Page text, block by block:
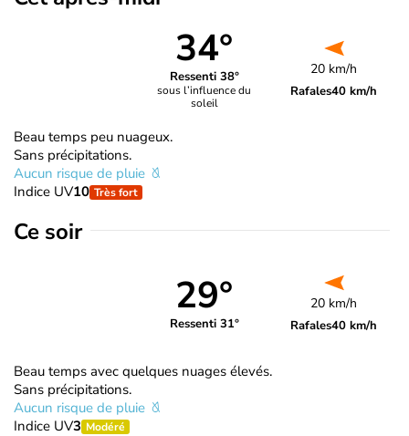
34°
Ressenti 38°
sous l’influence du
soleil
20 km/h
Rafales40 km/h
Beau temps peu nuageux.
Sans précipitations.
Aucun risque de pluie
Indice UV10 Très fort
Ce soir
29°
Ressenti 31°
20 km/h
Rafales40 km/h
Beau temps avec quelques nuages élevés.
Sans précipitations.
Aucun risque de pluie
Indice UV3 Modéré